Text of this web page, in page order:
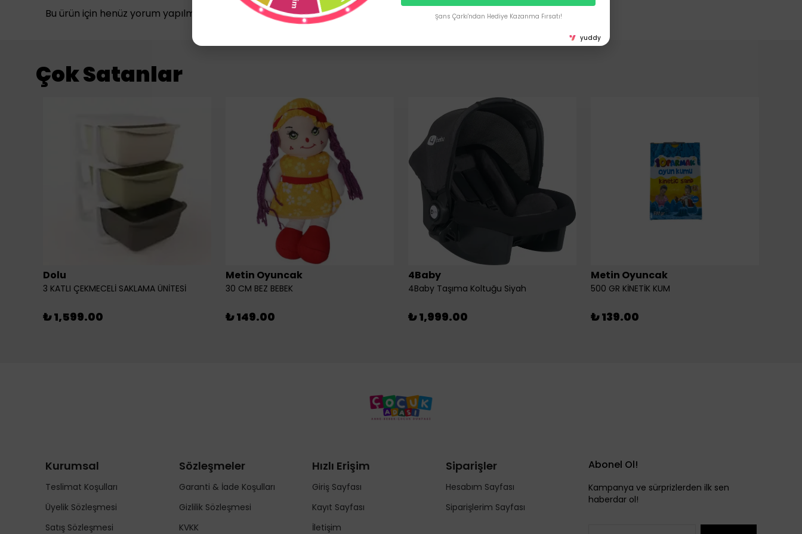
Bu ürün için henüz yorum yapılmamış.
Çok Satanlar
Dolu
3 KATLI ÇEKMECELİ SAKLAMA ÜNİTESİ
₺ 1,599.00
Metin Oyuncak
30 CM BEZ BEBEK
₺ 149.00
4Baby
4Baby Taşıma Koltuğu Siyah
₺ 1,999.00
Metin Oyuncak
500 GR KİNETİK KUM
₺ 139.00
Kurumsal
Teslimat Koşulları
Üyelik Sözleşmesi
Satış Sözleşmesi
Sözleşmeler
Garanti & İade Koşulları
Gizlilik Sözleşmesi
KVKK
Hızlı Erişim
Giriş Sayfası
Kayıt Sayfası
İletişim
Siparişler
Hesabım Sayfası
Siparişlerim Sayfası
Abonel Ol!
Kampanya ve sürprizlerden ilk sen
haberdar ol!
Şans Çarkı'ndan Hediye Kazanma Fırsatı!
yuddy